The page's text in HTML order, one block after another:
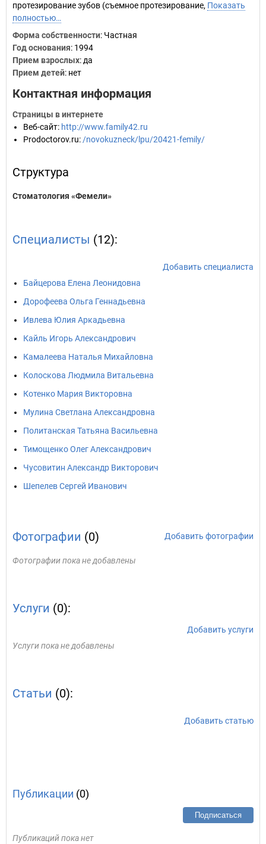
протезирование зубов (съемное протезирование, Показать
полностью…
Форма собственности: Частная
Год основания: 1994
Прием взрослых: да
Прием детей: нет
Контактная информация
Страницы в интернете
Веб-сайт: http://www.family42.ru
Prodoctorov.ru: /novokuzneck/lpu/20421-femily/
Структура
Стоматология «Фемели»
Специалисты (12):
Добавить специалиста
Байцерова Елена Леонидовна
Дорофеева Ольга Геннадьевна
Ивлева Юлия Аркадьевна
Кайль Игорь Александрович
Камалеева Наталья Михайловна
Колоскова Людмила Витальевна
Котенко Мария Викторовна
Мулина Светлана Александровна
Политанская Татьяна Васильевна
Тимощенко Олег Александрович
Чусовитин Александр Викторович
Шепелев Сергей Иванович
Фотографии (0) Добавить фотографии
Фотографии пока не добавлены
Услуги (0):
Добавить услуги
Услуги пока не добавлены
Статьи (0):
Добавить статью
Публикации (0)
Подписаться
Публикаций пока нет